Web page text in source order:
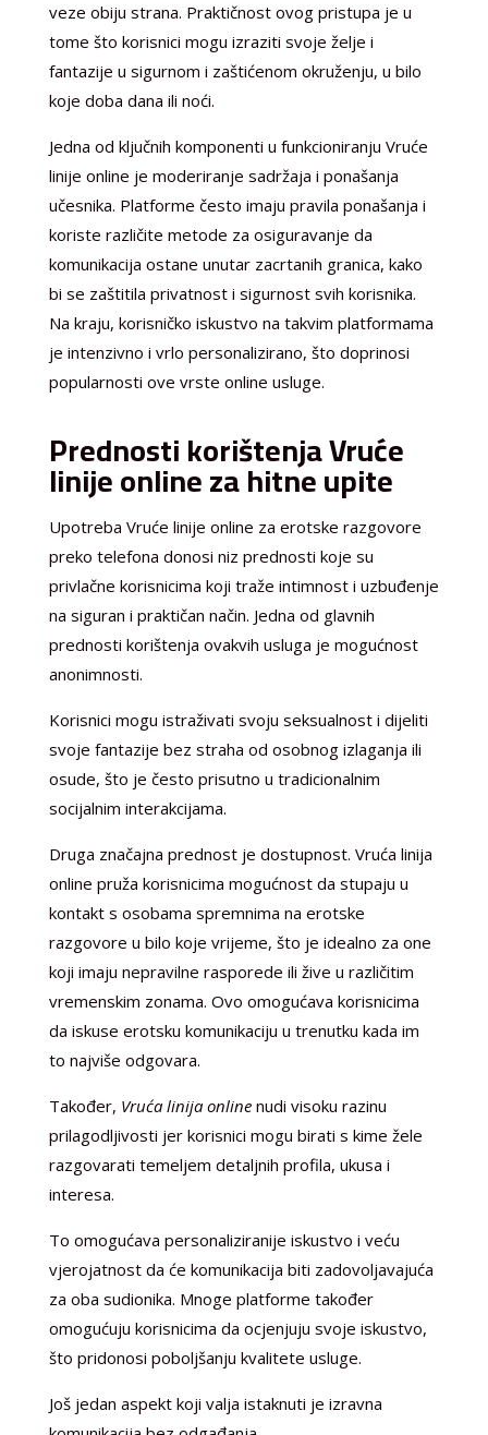
veze obiju strana. Praktičnost ovog pristupa je u
tome što korisnici mogu izraziti svoje želje i
fantazije u sigurnom i zaštićenom okruženju, u bilo
koje doba dana ili noći.
Jedna od ključnih komponenti u funkcioniranju Vruće
linije online je moderiranje sadržaja i ponašanja
učesnika. Platforme često imaju pravila ponašanja i
koriste različite metode za osiguravanje da
komunikacija ostane unutar zacrtanih granica, kako
bi se zaštitila privatnost i sigurnost svih korisnika.
Na kraju, korisničko iskustvo na takvim platformama
je intenzivno i vrlo personalizirano, što doprinosi
popularnosti ove vrste online usluge.
Prednosti korištenja Vruće
linije online za hitne upite
Upotreba Vruće linije online za erotske razgovore
preko telefona donosi niz prednosti koje su
privlačne korisnicima koji traže intimnost i uzbuđenje
na siguran i praktičan način. Jedna od glavnih
prednosti korištenja ovakvih usluga je mogućnost
anonimnosti.
Korisnici mogu istraživati svoju seksualnost i dijeliti
svoje fantazije bez straha od osobnog izlaganja ili
osude, što je često prisutno u tradicionalnim
socijalnim interakcijama.
Druga značajna prednost je dostupnost. Vruća linija
online pruža korisnicima mogućnost da stupaju u
kontakt s osobama spremnima na erotske
razgovore u bilo koje vrijeme, što je idealno za one
koji imaju nepravilne rasporede ili žive u različitim
vremenskim zonama. Ovo omogućava korisnicima
da iskuse erotsku komunikaciju u trenutku kada im
to najviše odgovara.
Također, Vruća linija online nudi visoku razinu
prilagodljivosti jer korisnici mogu birati s kime žele
razgovarati temeljem detaljnih profila, ukusa i
interesa.
To omogućava personaliziranije iskustvo i veću
vjerojatnost da će komunikacija biti zadovoljavajuća
za oba sudionika. Mnoge platforme također
omogućuju korisnicima da ocjenjuju svoje iskustvo,
što pridonosi poboljšanju kvalitete usluge.
Još jedan aspekt koji valja istaknuti je izravna